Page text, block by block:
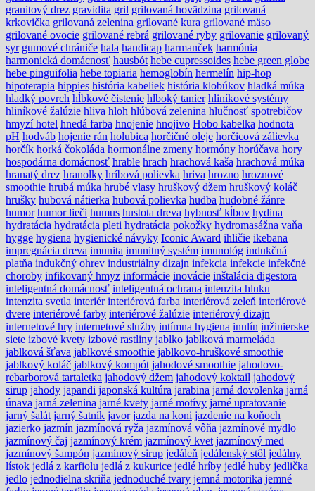
granitový drez gravidita gril grilovaná hovädzina grilovaná
krkovička grilovaná zelenina grilované kura grilované mäso
grilované ovocie grilované rebrá grilované ryby grilovanie grilovaný
syr gumové chrániče hala handicap harmanček harmónia
harmonická domácnosť hausbót hebe cupressoides hebe green globe
hebe pinguifolia hebe topiaria hemoglobín hermelín hip-hop
hipoterapia hippies história kabeliek história klobúkov hladká múka
hladký povrch hĺbkové čistenie hlboký tanier hliníkové systémy
hliníkové žalúzie hliva hloh hlúbová zelenina hlučnosť spotrebičov
hmyzí hotel hnedá farba hnojenie hnojivo Hobo kabelka hodnota
pH hodváb hojenie rán holubica horčičné oleje horčicová zálievka
horčík horká čokoláda hormonálne zmeny hormóny horúčava hory
hospodárna domácnosť hrable hrach hrachová kaša hrachová múka
hranatý drez hranolky hríbová polievka hriva hrozno hroznové
smoothie hrubá múka hrubé vlasy hruškový džem hruškový koláč
hrušky hubová nátierka hubová polievka hudba hudobné žánre
humor humor lieči humus hustota dreva hybnosť kĺbov hydina
hydratácia hydratácia pleti hydratácia pokožky hydromasážna vaňa
hygge hygiena hygienické návyky Iconic Award ihličie ikebana
impregnácia dreva imunita imunitný systém imunológ indukčná
platňa indukčný ohrev industriálny dizajn infekcia infekcie infekčné
choroby infikovaný hmyz informácie inovácie inštalácia digestora
inteligentná domácnosť inteligentná ochrana intenzita hluku
intenzita svetla interiér interiérová farba interiérová zeleň interiérové
dvere interiérové farby interiérové žalúzie interiérový dizajn
internetové hry internetové služby intímna hygiena inulín inžinierske
siete izbové kvety izbové rastliny jablko jablková marmeláda
jablková šťava jablkové smoothie jablkovo-hruškové smoothie
jablkový koláč jablkový kompót jahodové smoothie jahodovo-
rebarborová tartaletka jahodový džem jahodový koktail jahodový
sirup jahody japandi japonská kultúra jarabina jarná dovolenka jarná
únava jarná zelenina jarné kvety jarné motívy jarné upratovanie
jarný šalát jarný šatník javor jazda na koni jazdenie na koňoch
jazierko jazmín jazmínová ryža jazmínová vôňa jazmínové mydlo
jazmínový čaj jazmínový krém jazmínový kvet jazmínový med
jazmínový šampón jazmínový sirup jedáleň jedálenský stôl jedálny
lístok jedlá z karfiolu jedlá z kukurice jedlé hríby jedlé huby jedlička
jedlo jednodielna skriňa jednoduché tvary jemná motorika jemné